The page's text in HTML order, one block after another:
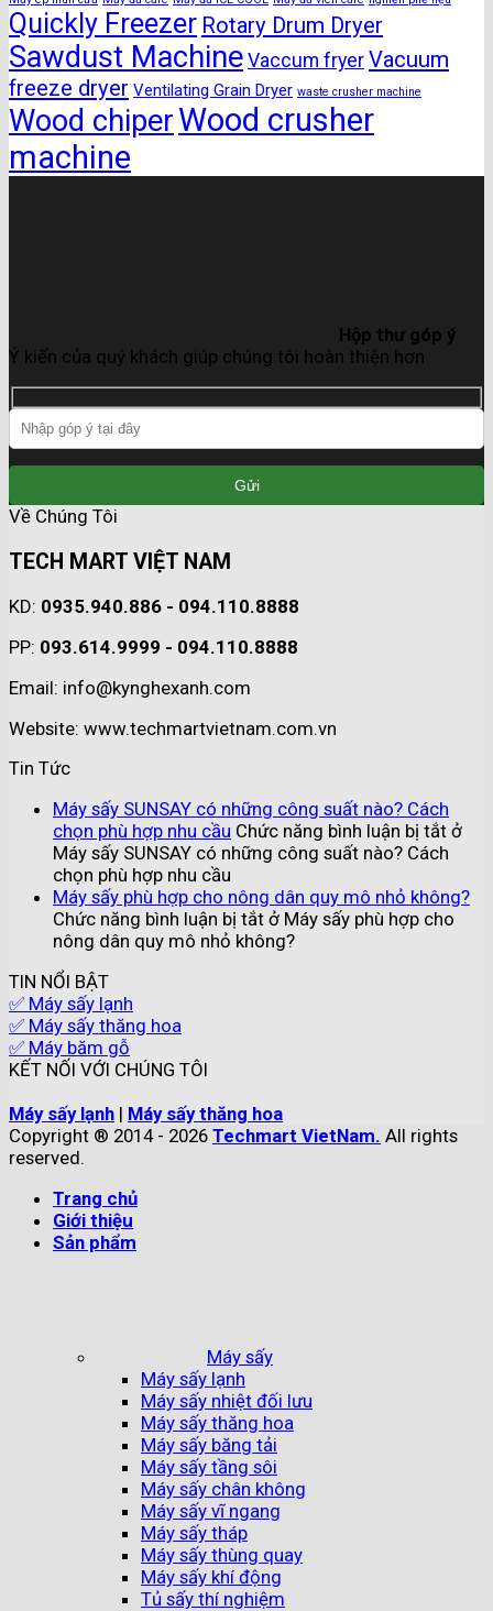
Quickly Freezer Rotary Drum Dryer
Sawdust MachineVaccum fryerVacuum
freeze dryer Ventilating Grain Dryer waste crusher machine
Wood chiperWood crusher
machine
Hộp thư góp ý
Ý kiến của quý khách giúp chúng tôi hoàn thiện hơn
Về Chúng Tôi
TECH MART VIỆT NAM
KD: 0935.940.886 - 094.110.8888
PP: 093.614.9999 - 094.110.8888
Email: info@kynghexanh.com
Website: www.techmartvietnam.com.vn
Tin Tức
Máy sấy SUNSAY có những công suất nào? Cách
chọn phù hợp nhu cầu Chức năng bình luận bị tắt ở
Máy sấy SUNSAY có những công suất nào? Cách
chọn phù hợp nhu cầu
Máy sấy phù hợp cho nông dân quy mô nhỏ không?
Chức năng bình luận bị tắt ở Máy sấy phù hợp cho
nông dân quy mô nhỏ không?
TIN NỔI BẬT
✅ Máy sấy lạnh
✅ Máy sấy thăng hoa
✅ Máy băm gỗ
KẾT NỐI VỚI CHÚNG TÔI
Máy sấy lạnh | Máy sấy thăng hoa
Copyright ® 2014 - 2026 Techmart VietNam. All rights
reserved.
Trang chủ
Giới thiệu
Sản phẩm
Máy sấy
Máy sấy lạnh
Máy sấy nhiệt đối lưu
Máy sấy thăng hoa
Máy sấy băng tải
Máy sấy tầng sôi
Máy sấy chân không
Máy sấy vĩ ngang
Máy sấy tháp
Máy sấy thùng quay
Máy sấy khí động
Tủ sấy thí nghiệm